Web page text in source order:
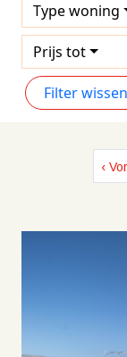
Type woning
Prijs tot
Filter wissen
‹